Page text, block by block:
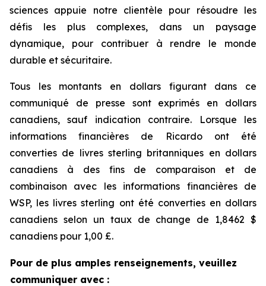
sciences appuie notre clientèle pour résoudre les
défis les plus complexes, dans un paysage
dynamique, pour contribuer à rendre le monde
durable et sécuritaire.
Tous les montants en dollars figurant dans ce
communiqué de presse sont exprimés en dollars
canadiens, sauf indication contraire. Lorsque les
informations financières de Ricardo ont été
converties de livres sterling britanniques en dollars
canadiens à des fins de comparaison et de
combinaison avec les informations financières de
WSP, les livres sterling ont été converties en dollars
canadiens selon un taux de change de 1,8462 $
canadiens pour 1,00 £.
Pour de plus amples renseignements, veuillez
communiquer avec :